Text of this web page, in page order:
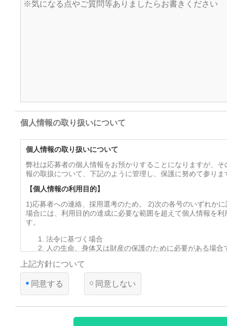
個人情報の取り扱いについて
個人情報の取り扱いについて
弊社は応募者の個人情報をお預かりすることになりますが、
報の取扱について、下記のように管理し、保護に努めて参りま
【個人情報の利用目的】
1)応募者への連絡、採用選考のため。 2)次の各号のいずれか
場合には、利用目的の達成に必要な範囲を超えて個人情報を
す。
法令に基づく場合
人の生命、身体又は財産の保護のために必要がある場合
公衆衛生の向上又は児童の健全な育成の推進のために特
って、本人の同意を得ることが困難であるとき
国の機関若しくは地方公共団体又はその委託を受けた者
遂行することに対して協力する必要がある場合であって
【第三者への提供】
上記方針について
同意する 同意しない